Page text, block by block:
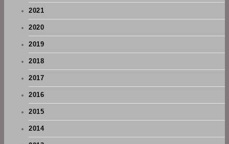
2021
2020
2019
2018
2017
2016
2015
2014